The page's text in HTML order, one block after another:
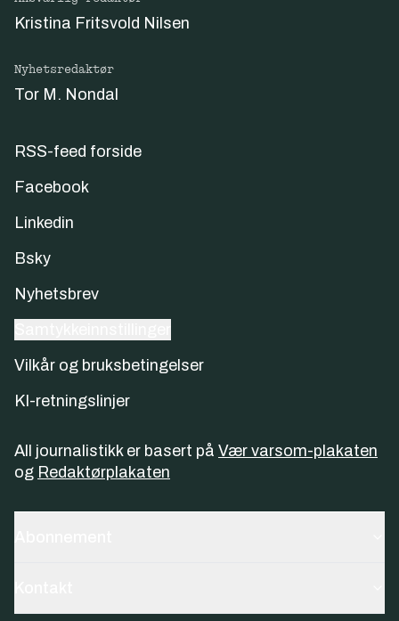
Kristina Fritsvold Nilsen
Nyhetsredaktør
Tor M. Nondal
RSS-feed forside
Facebook
Linkedin
Bsky
Nyhetsbrev
Vilkår og bruksbetingelser
KI-retningslinjer
All journalistikk er basert på Vær varsom-plakaten
og Redaktørplakaten